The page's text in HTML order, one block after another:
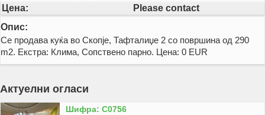
Цена:
Please contact
Опис:
Се продава куќа во Скопје, Тафталиџе 2 со површина од 290
m2. Екстра: Клима, Сопствено парно. Цена: 0 EUR
Актуелни огласи
Шифра: C0756